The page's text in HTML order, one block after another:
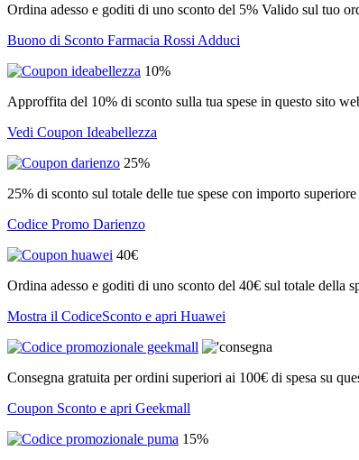
Ordina adesso e goditi di uno sconto del 5% Valido sul tuo
Buono di Sconto Farmacia Rossi Adduci
10%
Approffita del 10% di sconto sulla tua spese in questo sito
Vedi Coupon Ideabellezza
25%
25% di sconto sul totale delle tue spese con importo
Codice Promo Darienzo
40€
Ordina adesso e goditi di uno sconto del 40€ sul totale della
Mostra il CodiceSconto e apri Huawei
Consegna gratuita per ordini superiori ai 100€ di spesa su
Coupon Sconto e apri Geekmall
15%